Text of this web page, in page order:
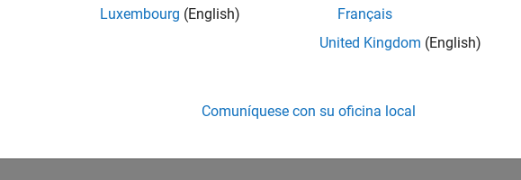
Luxembourg (English)
Français
United Kingdom (English)
Comuníquese con su oficina local